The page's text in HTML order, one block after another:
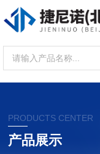
PRODUCTS CENTER
产品展示